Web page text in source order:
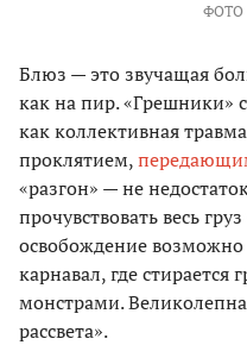
ФОТО
Блюз — это звучащая
как на пир. «Грешники»
как коллективная
проклятием,
«разгон» — не
прочувствовать весь
освобождение возможно
карнавал, где
монстрами.
рассвета».